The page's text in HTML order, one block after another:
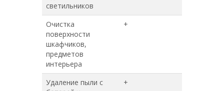
светильников
Очистка
поверхности
шкафчиков,
предметов
интерьера
+
Удаление пыли с
+